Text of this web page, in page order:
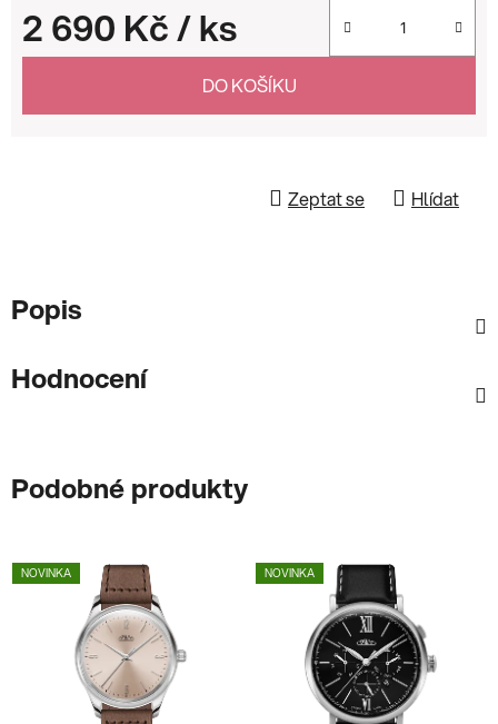
2 690 Kč/ ks
Měrná cena:
DO KOŠÍKU
Zeptat se Hlídat
Popis
Hodnocení
Podobné produkty
NOVINKA NOVINKA